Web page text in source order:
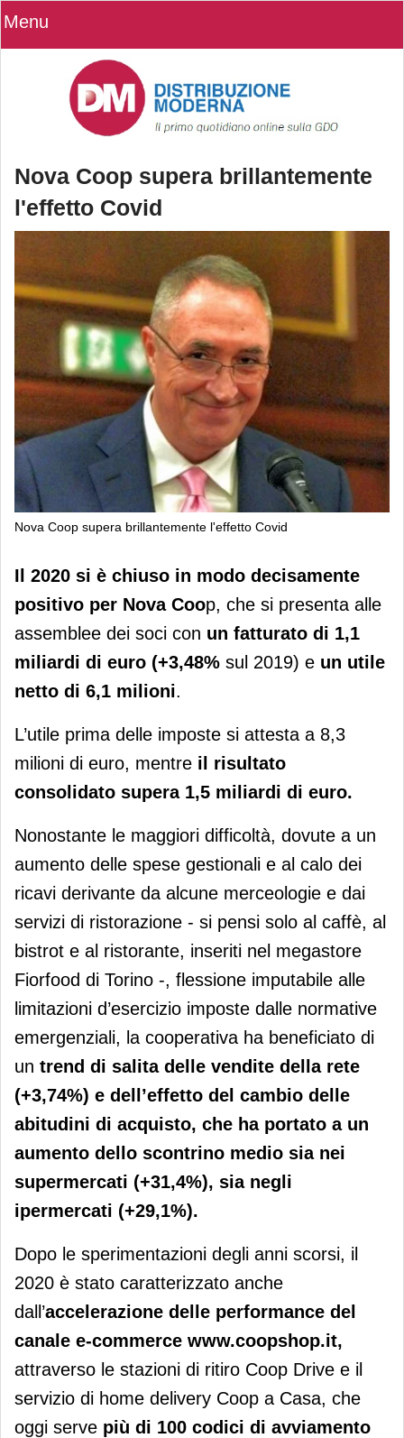
Menu
Nova Coop supera brillantemente
l'effetto Covid
Nova Coop supera brillantemente l'effetto Covid
Nova Coop supera brillantemente
l'effetto Covid
Il 2020 si è chiuso in modo decisamente
positivo per Nova Coop, che si presenta alle
assemblee dei soci con un fatturato di 1,1
miliardi di euro (+3,48% sul 2019) e un utile
netto di 6,1 milioni.
L’utile prima delle imposte si attesta a 8,3
milioni di euro, mentre il risultato
consolidato supera 1,5 miliardi di euro.
Nonostante le maggiori difficoltà, dovute a un
aumento delle spese gestionali e al calo dei
ricavi derivante da alcune merceologie e dai
servizi di ristorazione - si pensi solo al caffè, al
bistrot e al ristorante, inseriti nel megastore
Fiorfood di Torino -, flessione imputabile alle
limitazioni d’esercizio imposte dalle normative
emergenziali, la cooperativa ha beneficiato di
un trend di salita delle vendite della rete
(+3,74%) e dell’effetto del cambio delle
abitudini di acquisto, che ha portato a un
aumento dello scontrino medio sia nei
supermercati (+31,4%), sia negli
ipermercati (+29,1%).
Dopo le sperimentazioni degli anni scorsi, il
2020 è stato caratterizzato anche
dall’accelerazione delle performance del
canale e-commerce www.coopshop.it,
attraverso le stazioni di ritiro Coop Drive e il
servizio di home delivery Coop a Casa, che
oggi serve più di 100 codici di avviamento